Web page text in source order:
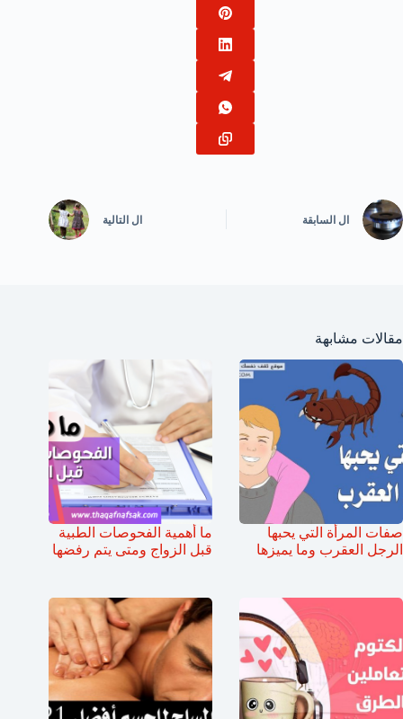
ال السابقة ال التالية
مقالات مشابهة
صفات المرأة التي يحبها
الرجل العقرب وما يميزها
ما أهمية الفحوصات الطبية
قبل الزواج ومتى يتم رفضها